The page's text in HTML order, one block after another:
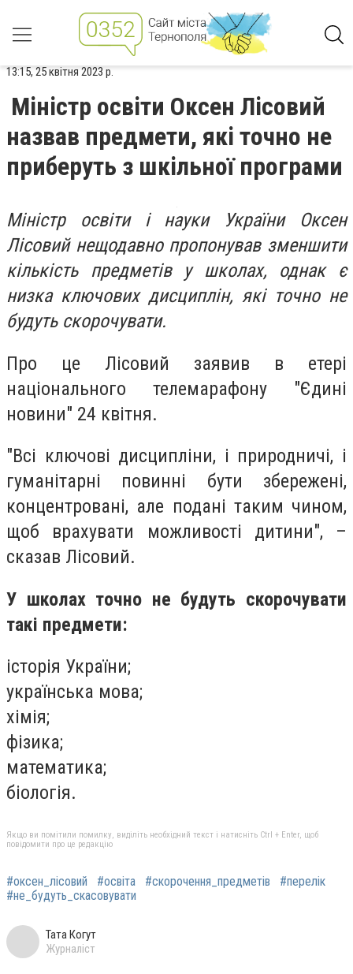
13:15, 25 квітня 2023 р.
Міністр освіти Оксен Лісовий
назвав предмети, які точно не
приберуть з шкільної програми
Міністр освіти і науки України Оксен
Лісовий нещодавно пропонував зменшити
кількість предметів у школах, однак є
низка ключових дисциплін, які точно не
будуть скорочувати.
Про це Лісовий заявив в етері
національного телемарафону "Єдині
новини" 24 квітня.
"Всі ключові дисципліни, і природничі, і
гуманітарні повинні бути збережені,
концентровані, але подані таким чином,
щоб врахувати можливості дитини", –
сказав Лісовий.
У школах точно не будуть скорочувати
такі предмети:
історія України;
українська мова;
хімія;
фізика;
математика;
біологія.
Якщо ви помітили помилку, виділіть необхідний текст і натисніть Ctrl + Enter, щоб
повідомити про це редакцію
#оксен_лісовий #освіта #скорочення_предметів
#перелік
#не_будуть_скасовувати
Тата Когут
Журналіст